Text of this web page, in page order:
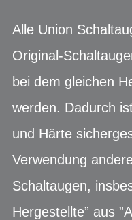
Alle Union
Original-
bei dem gleichen
werden. Dadurch
und Härte
Verwendung
Schaltaugen,
Hergestellte” aus